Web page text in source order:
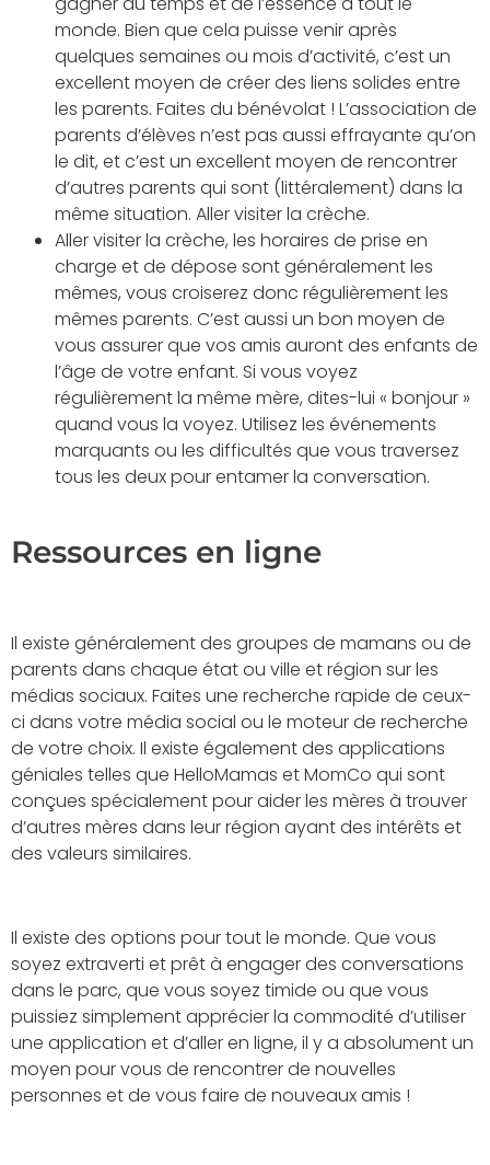
monde. Bien que cela puisse venir après
quelques semaines ou mois d’activité, c’est un
excellent moyen de créer des liens solides entre
les parents. Faites du bénévolat ! L’association de
parents d’élèves n’est pas aussi effrayante qu’on
le dit, et c’est un excellent moyen de rencontrer
d’autres parents qui sont (littéralement) dans la
même situation. Aller visiter la crèche.
Aller visiter la crèche, les horaires de prise en
charge et de dépose sont généralement les
mêmes, vous croiserez donc régulièrement les
mêmes parents. C’est aussi un bon moyen de
vous assurer que vos amis auront des enfants de
l’âge de votre enfant. Si vous voyez
régulièrement la même mère, dites-lui « bonjour »
quand vous la voyez. Utilisez les événements
marquants ou les difficultés que vous traversez
tous les deux pour entamer la conversation.
Ressources en ligne
Il existe généralement des groupes de mamans ou de
parents dans chaque état ou ville et région sur les
médias sociaux. Faites une recherche rapide de ceux-
ci dans votre média social ou le moteur de recherche
de votre choix. Il existe également des applications
géniales telles que HelloMamas et MomCo qui sont
conçues spécialement pour aider les mères à trouver
d’autres mères dans leur région ayant des intérêts et
des valeurs similaires.
Il existe des options pour tout le monde. Que vous
soyez extraverti et prêt à engager des conversations
dans le parc, que vous soyez timide ou que vous
puissiez simplement apprécier la commodité d’utiliser
une application et d’aller en ligne, il y a absolument un
moyen pour vous de rencontrer de nouvelles
personnes et de vous faire de nouveaux amis !